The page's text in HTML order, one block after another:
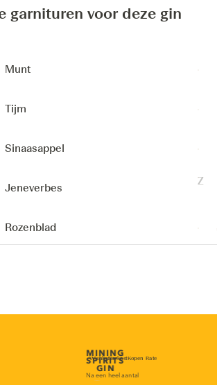
garnituren voor deze gin
Munt
Tijm
Sinaasappel
Jeneverbes
Rozenblad